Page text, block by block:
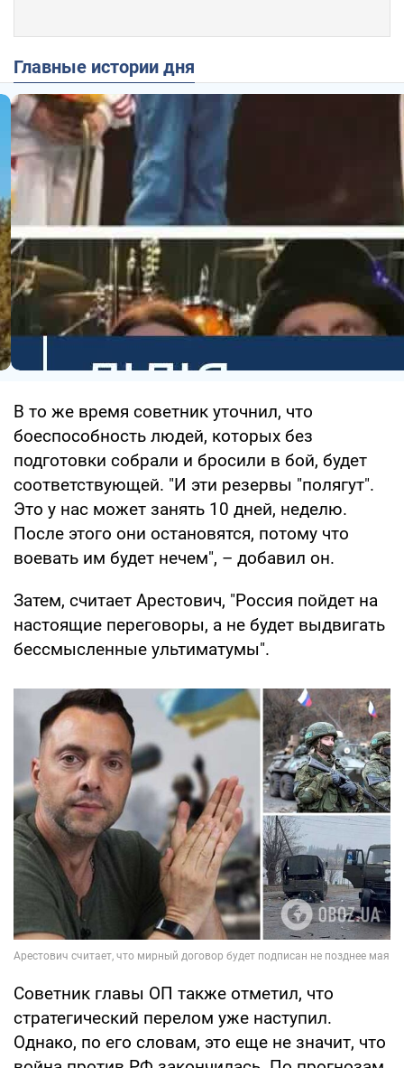
Главные истории дня
В то же время советник уточнил, что
боеспособность людей, которых без
подготовки собрали и бросили в бой, будет
соответствующей. "И эти резервы "полягут".
Это у нас может занять 10 дней, неделю.
После этого они остановятся, потому что
воевать им будет нечем", – добавил он.
Затем, считает Арестович, "Россия пойдет на
настоящие переговоры, а не будет выдвигать
бессмысленные ультиматумы".
Советник главы ОП также отметил, что
стратегический перелом уже наступил.
Однако, по его словам, это еще не значит, что